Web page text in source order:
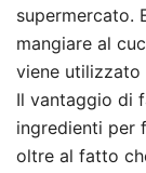
supermercato.
mangiare al
viene utilizzato
Il vantaggio di
ingredienti per
oltre al fatto